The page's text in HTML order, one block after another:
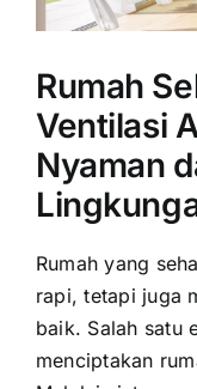
Rumah
Ventilasi
Nyaman
Rumah yang
rapi, tetapi juga
baik. Salah satu
menciptakan